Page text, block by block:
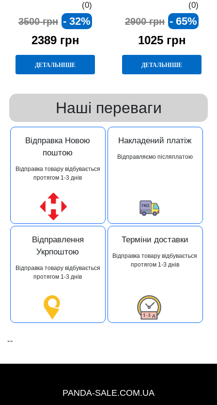
(0)
3500 грн - 32%
2389 грн
ДЕТАЛЬНІШЕ
(0)
2900 грн - 65%
1025 грн
ДЕТАЛЬНІШЕ
Наші переваги
Відправка Новою
поштою
Відправка товару відбувається
протягом 1-3 днів
Накладений платіж
Відправляємо післяплатою
Відправлення
Укрпоштою
Відправка товару відбувається
протягом 1-3 днів
Терміни доставки
Відправка товару відбувається
протягом 1-3 днів
--
PANDA-SALE.COM.UA